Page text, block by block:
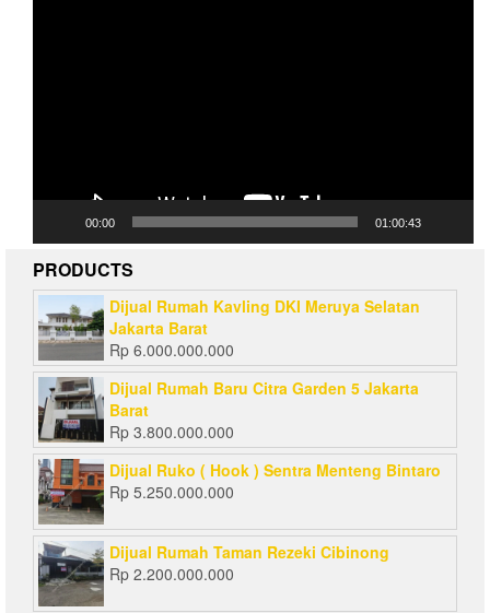
00:00 01:00:43
PRODUCTS
Dijual Rumah Kavling DKI Meruya Selatan
Jakarta Barat
Rp 6.000.000.000
Dijual Rumah Baru Citra Garden 5 Jakarta
Barat
Rp 3.800.000.000
Dijual Ruko ( Hook ) Sentra Menteng Bintaro
Rp 5.250.000.000
Dijual Rumah Taman Rezeki Cibinong
Rp 2.200.000.000